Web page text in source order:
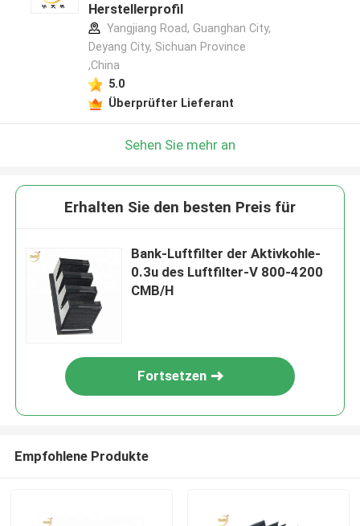
Herstellerprofil
Yangjiang Road, Guanghan City,
Deyang City, Sichuan Province
,China
5.0
Überprüfter Lieferant
Sehen Sie mehr an
Erhalten Sie den besten Preis für
Bank-Luftfilter der Aktivkohle-
0.3u des Luftfilter-V 800-4200
CMB/H
Fortsetzen
Empfohlene Produkte